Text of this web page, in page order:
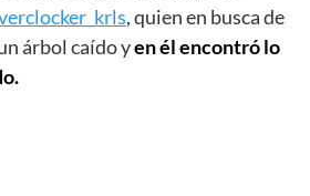
, quien en busca de
árbol caído yen él encontró lo